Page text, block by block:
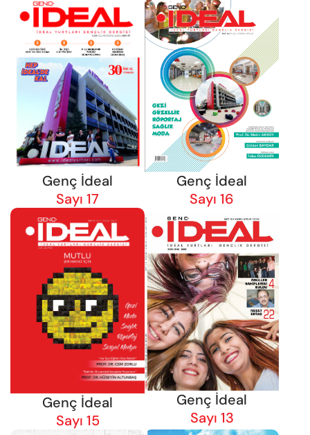
Genç İdeal
Sayı 17
Genç İdeal
Sayı 16
Genç İdeal
Sayı 15
Genç İdeal
Sayı 13